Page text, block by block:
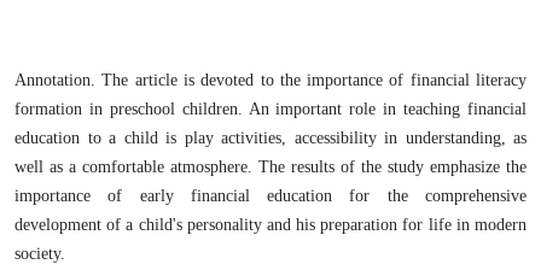
Annotation. The article is devoted to the importance of financial literacy
formation in preschool children. An important role in teaching financial
education to a child is play activities, accessibility in understanding, as
well as a comfortable atmosphere. The results of the study emphasize the
importance of early financial education for the comprehensive
development of a child's personality and his preparation for life in modern
society.